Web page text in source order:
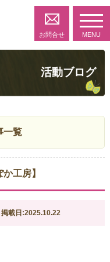
お問合せ MENU
活動ブログ
一覧
工房】
載日:2025.10.22